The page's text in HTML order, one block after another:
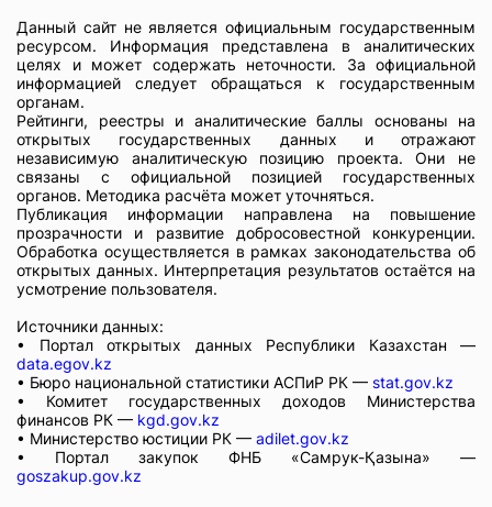
Данный сайт не является официальным государственным
ресурсом. Информация представлена в аналитических
целях и может содержать неточности. За официальной
информацией следует обращаться к государственным
органам.
Рейтинги, реестры и аналитические баллы основаны на
открытых государственных данных и отражают
независимую аналитическую позицию проекта. Они не
связаны с официальной позицией государственных
органов. Методика расчёта может уточняться.
Публикация информации направлена на повышение
прозрачности и развитие добросовестной конкуренции.
Обработка осуществляется в рамках законодательства об
открытых данных. Интерпретация результатов остаётся на
усмотрение пользователя.
Источники данных:
• Портал открытых данных Республики Казахстан —
data.egov.kz
• Бюро национальной статистики АСПиР РК — stat.gov.kz
• Комитет государственных доходов Министерства
финансов РК — kgd.gov.kz
• Министерство юстиции РК — adilet.gov.kz
• Портал закупок ФНБ «Самрук-Қазына» —
goszakup.gov.kz